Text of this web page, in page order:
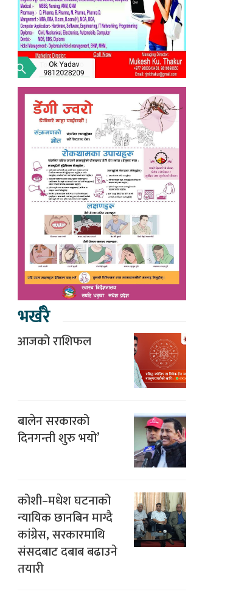
भर्खरै
आजको राशिफल
बालेन सरकारको
दिनगन्ती शुरु भयो’
कोशी–मधेश घटनाको
न्यायिक छानबिन माग्दै
कांग्रेस, सरकारमाथि
संसदबाट दबाब बढाउने
तयारी